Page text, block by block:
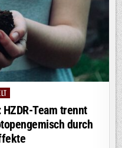
Team trennt
durch